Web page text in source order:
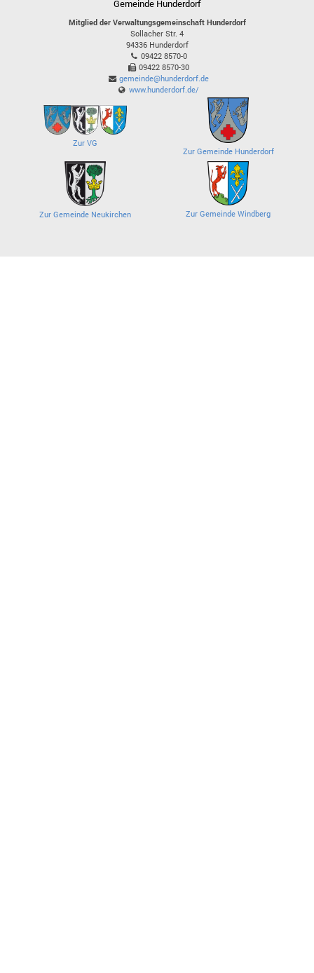
Gemeinde Hunderdorf
Mitglied der Verwaltungsgemeinschaft Hunderdorf
Sollacher Str. 4
94336 Hunderdorf
09422 8570-0
09422 8570-30
gemeinde@hunderdorf.de
www.hunderdorf.de/
Zur VG
Zur Gemeinde Hunderdorf
Zur Gemeinde Neukirchen Zur Gemeinde Windberg